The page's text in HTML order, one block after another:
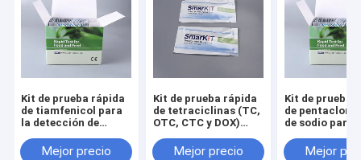
Kit de prueba rápida
de tiamfenicol para
la detección de
y acuicultura
Mejor precio
Kit de prueba rápida
de tetraciclinas (TC,
OTC, CTC y DOX)
residuos en mariscos
Mejor precio
Kit de prueba
de
de sodio para
seguridad en
Mejor